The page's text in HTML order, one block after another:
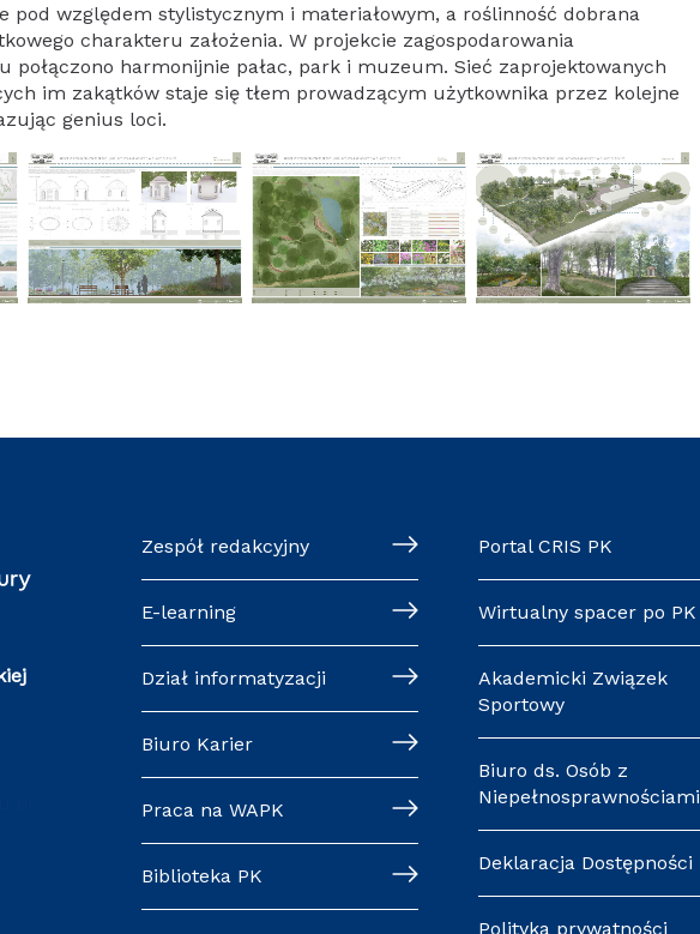
pod względem stylistycznym i materiałowym, a roślinność dobrana
charakteru założenia. W projekcie zagospodarowania
połączono harmonijnie pałac, park i muzeum. Sieć zaprojektowanych
im zakątków staje się tłem prowadzącym użytkownika przez kolejne
genius loci.
Zespół redakcyjny
E-learning
Dział informatyzacji
Biuro Karier
Praca na WAPK
Biblioteka PK
Portal CRIS PK
Wirtualny spacer po PK
Akademicki Związek
Sportowy
Biuro ds. Osób z
Niepełnosprawnościami
Deklaracja Dostępności
Polityka prywatności